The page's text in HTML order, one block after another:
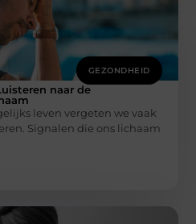
GEZONDHEID
naar de
leven vergeten we vaak
Signalen die ons lichaam